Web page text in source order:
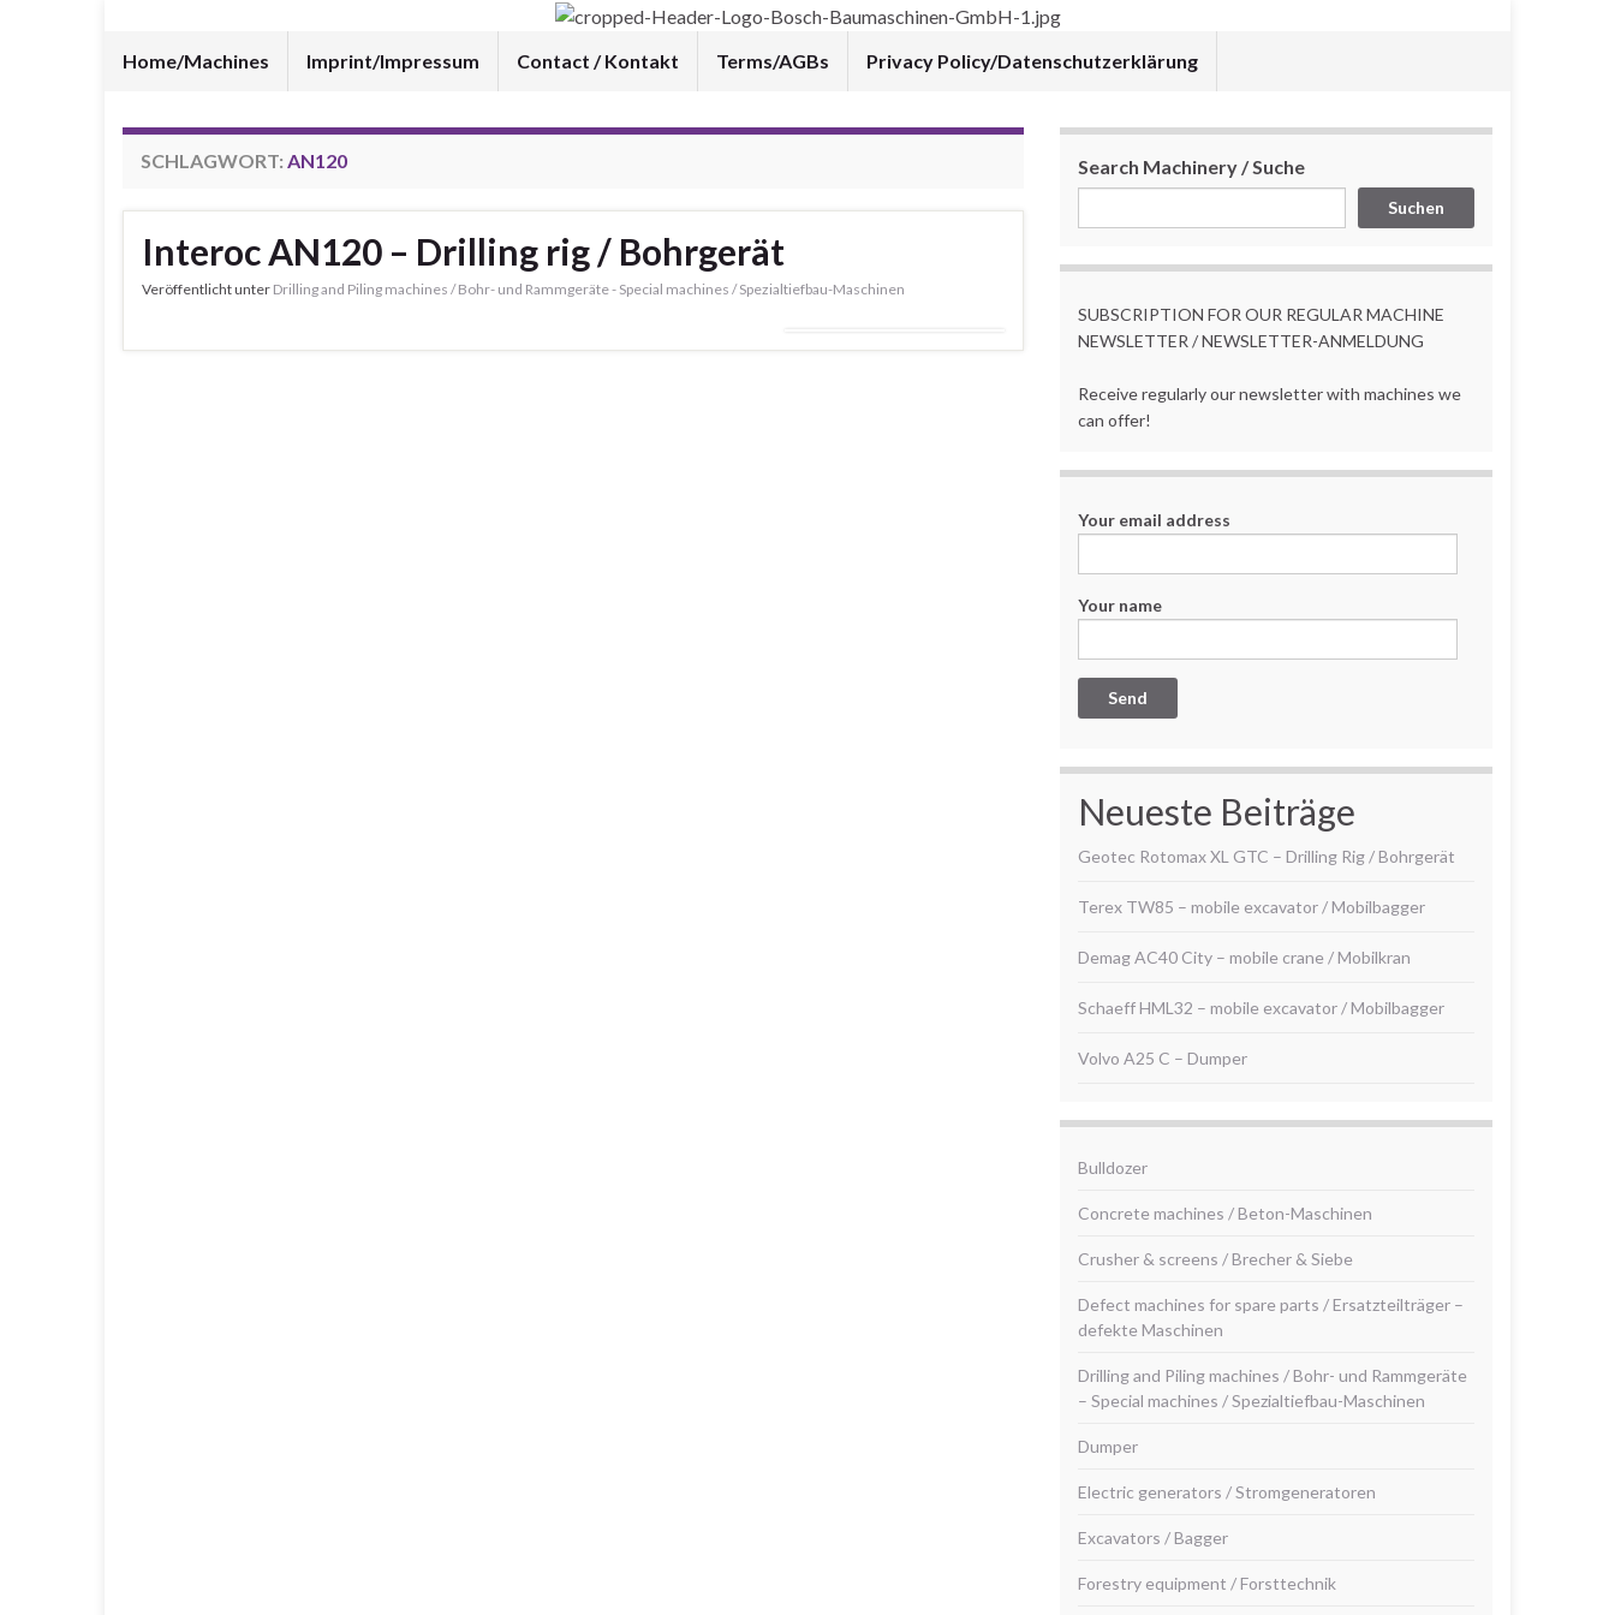
Home/Machines Imprint/Impressum Contact / Kontakt Terms/AGBs Privacy Policy/Datenschutzerklärung
SCHLAGWORT: AN120
Interoc AN120 – Drilling rig / Bohrgerät
Veröffentlicht unter Drilling and Piling machines / Bohr- und Rammgeräte - Special machines / Spezialtiefbau-Maschinen
Search Machinery / Suche
Suchen
SUBSCRIPTION FOR OUR REGULAR MACHINE
NEWSLETTER / NEWSLETTER-ANMELDUNG
Receive regularly our newsletter with machines we
can offer!
Your email address
Your name
Neueste Beiträge
Geotec Rotomax XL GTC – Drilling Rig / Bohrgerät
Terex TW85 – mobile excavator / Mobilbagger
Demag AC40 City – mobile crane / Mobilkran
Schaeff HML32 – mobile excavator / Mobilbagger
Volvo A25 C – Dumper
Bulldozer
Concrete machines / Beton-Maschinen
Crusher & screens / Brecher & Siebe
Defect machines for spare parts / Ersatzteilträger –
defekte Maschinen
Drilling and Piling machines / Bohr- und Rammgeräte
– Special machines / Spezialtiefbau-Maschinen
Dumper
Electric generators / Stromgeneratoren
Excavators / Bagger
Forestry equipment / Forsttechnik